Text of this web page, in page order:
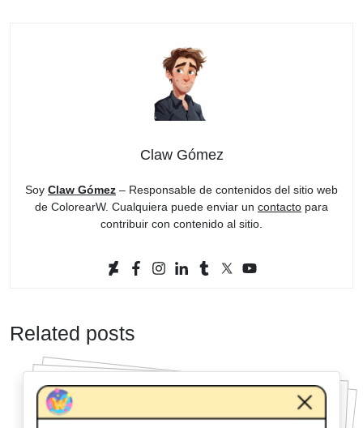
Claw Gómez
Soy Claw Gómez – Responsable de contenidos del sitio web
de ColorearW. Cualquiera puede enviar un contacto para
contribuir con contenido al sitio.
Related posts